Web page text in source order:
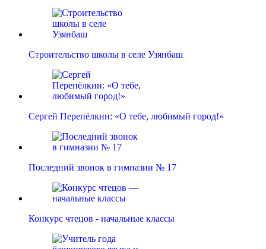
Строительство школы в селе Узянбаш
Сергей Перепёлкин: «О тебе, любимый город!»
Последний звонок в гимназии № 17
Конкурс чтецов - начальные классы